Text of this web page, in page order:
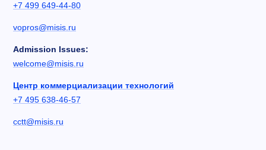
+7 499 649-44-80
vopros@misis.ru
Admission Issues:
welcome@misis.ru
Центр коммерциализации технологий
+7 495 638-46-57
cctt@misis.ru